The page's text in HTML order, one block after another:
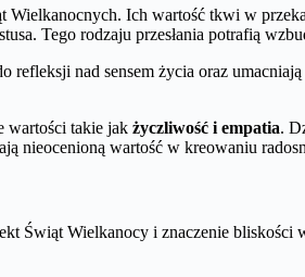
Wielkanocnych. Ich wartość tkwi w
Tego rodzaju przesłania potrafią
nad sensem życia oraz
wartości takie jak życzliwość i empatia.
nieocenioną wartość w kreowaniu
Świąt Wielkanocy i znaczenie bliskości